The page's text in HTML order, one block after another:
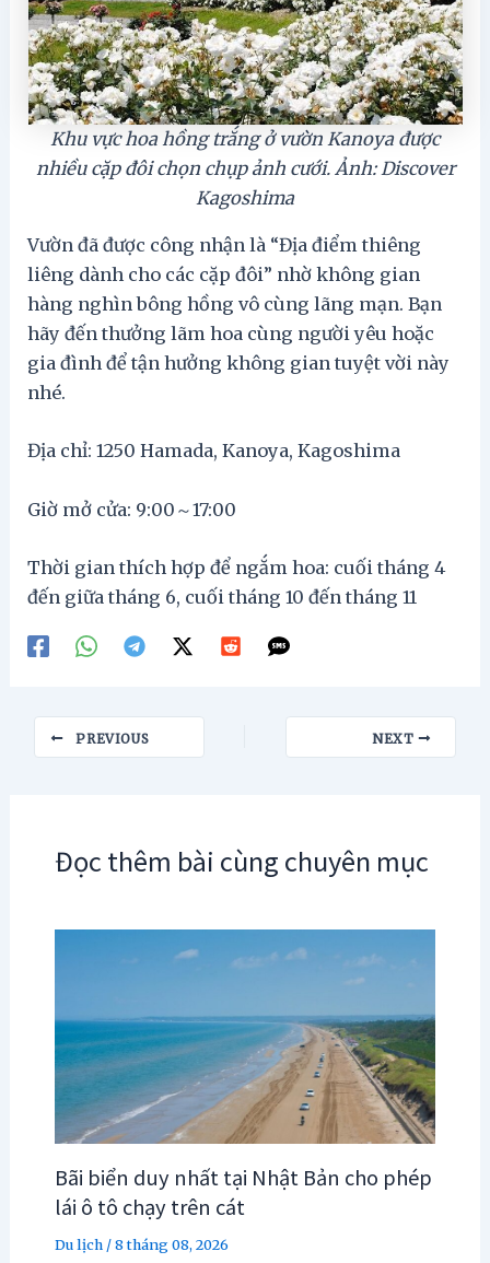
Khu vực hoa hồng trắng ở vườn Kanoya được
nhiều cặp đôi chọn chụp ảnh cưới. Ảnh: Discover
Kagoshima
Vườn đã được công nhận là “Địa điểm thiêng
liêng dành cho các cặp đôi” nhờ không gian
hàng nghìn bông hồng vô cùng lãng mạn. Bạn
hãy đến thưởng lãm hoa cùng người yêu hoặc
gia đình để tận hưởng không gian tuyệt vời này
nhé.
Địa chỉ: 1250 Hamada, Kanoya, Kagoshima
Giờ mở cửa: 9:00～17:00
Thời gian thích hợp để ngắm hoa: cuối tháng 4
đến giữa tháng 6, cuối tháng 10 đến tháng 11
navigation
PREVIOUS NEXT
Đọc thêm bài cùng chuyên mục
Bãi biển duy nhất tại Nhật Bản cho phép
lái ô tô chạy trên cát
Du lịch/8 tháng 08, 2026